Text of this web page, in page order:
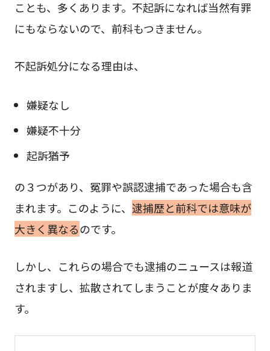
ことも、多くあります。不起訴になれば当然有罪
にもならないので、前科もつきません。
不起訴処分になる理由は、
嫌疑なし
嫌疑不十分
起訴猶予
の３つがあり、冤罪や誤認逮捕であった場合も含
まれます。このように、 逮捕歴と前科では意味が
大きく異なるのです。
しかし、これらの場合でも逮捕のニュースは報道
されますし、拡散されてしまうことが度々ありま
す。